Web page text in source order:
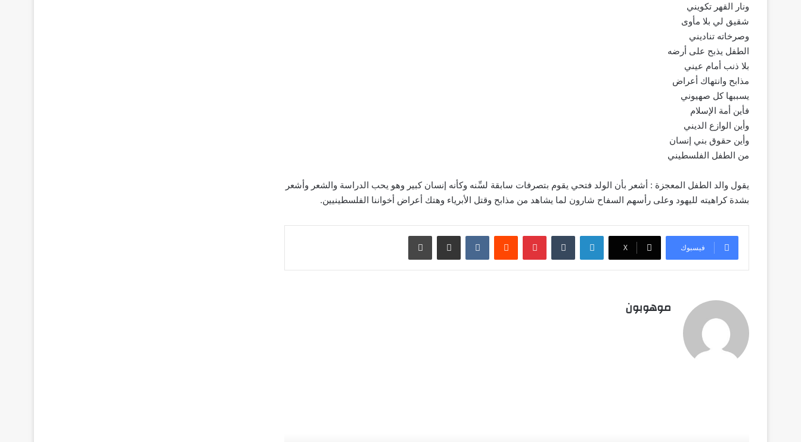
ونار القهر تكويني
شقيق لي بلا مأوى
وصرخاته تناديني
الطفل يذبح على أرضه
بلا ذنب أمام عيني
مذابح وانتهاك أعراض
يسببها كل صهيوني
فأين أمة الإسلام
وأين الوازع الديني
وأين حقوق بني إنسان
من الطفل الفلسطيني
يقول والد الطفل المعجزة : أشعر بأن الولد فتحي يقوم بتصرفات سابقة لسِّنه وكأنه إنسان كبير وهو يحب الدراسة والشعر وأشعر
بشدة كراهيته لليهود وعلى رأسهم السفاح شارون لما يشاهد من مذابح وقتل الأبرياء وهتك أعراض أخواننا الفلسطينيين.
فيسبوك ‫X
لينكدإن بينتيريست
موهوبون